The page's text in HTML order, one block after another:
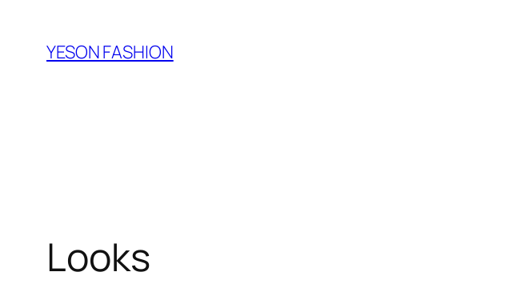
YESON FASHION
Looks